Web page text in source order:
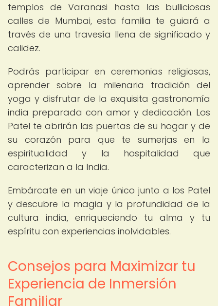
templos de Varanasi hasta las bulliciosas
calles de Mumbai, esta familia te guiará a
través de una travesía llena de significado y
calidez.
Podrás participar en ceremonias religiosas,
aprender sobre la milenaria tradición del
yoga y disfrutar de la exquisita gastronomía
india preparada con amor y dedicación. Los
Patel te abrirán las puertas de su hogar y de
su corazón para que te sumerjas en la
espiritualidad y la hospitalidad que
caracterizan a la India.
Embárcate en un viaje único junto a los Patel
y descubre la magia y la profundidad de la
cultura india, enriqueciendo tu alma y tu
espíritu con experiencias inolvidables.
Consejos para Maximizar tu
Experiencia de Inmersión
Familiar